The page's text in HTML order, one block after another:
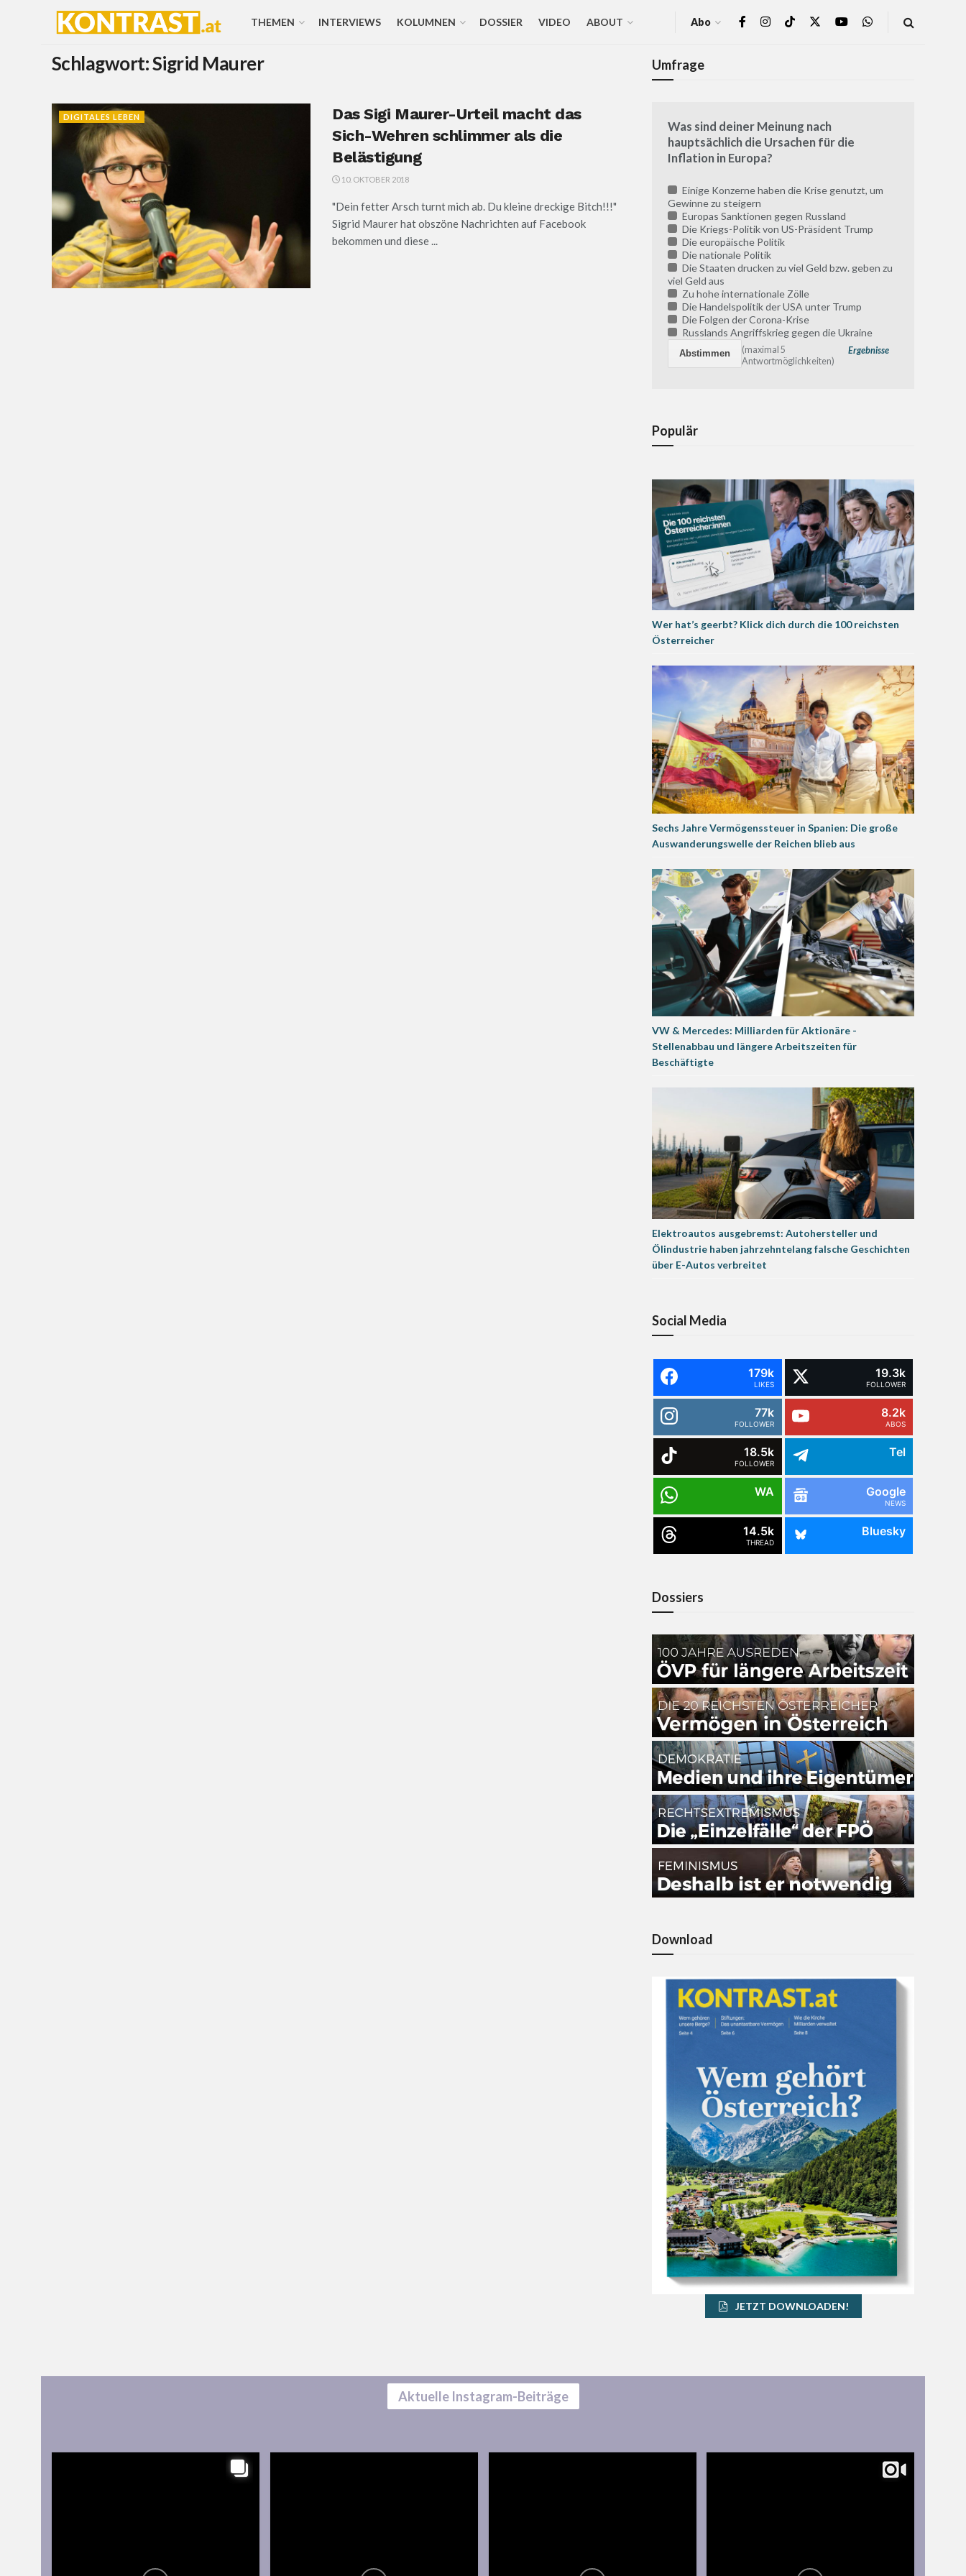
THEMEN INTERVIEWS KOLUMNEN DOSSIER VIDEO ABOUT Abo
Schlagwort:Sigrid Maurer
DIGITALES LEBEN
Das Sigi Maurer-Urteil macht das
Sich-Wehren schlimmer als die
Belästigung
10. OKTOBER 2018
"Dein fetter Arsch turnt mich ab. Du kleine dreckige Bitch!!!"
Sigrid Maurer hat obszöne Nachrichten auf Facebook
bekommen und diese ...
Umfrage
Was sind deiner Meinung nach
hauptsächlich die Ursachen für die
Inflation in Europa?
Einige Konzerne haben die Krise genutzt, um
Gewinne zu steigern
Europas Sanktionen gegen Russland
Die Kriegs-Politik von US-Präsident Trump
Die europäische Politik
Die nationale Politik
Die Staaten drucken zu viel Geld bzw. geben zu
viel Geld aus
Zu hohe internationale Zölle
Die Handelspolitik der USA unter Trump
Die Folgen der Corona-Krise
Russlands Angriffskrieg gegen die Ukraine
Ergebnisse
(maximal 5
Antwortmöglichkeiten)
Populär
Wer hat’s geerbt? Klick dich durch die 100 reichsten
Österreicher
Sechs Jahre Vermögenssteuer in Spanien: Die große
Auswanderungswelle der Reichen blieb aus
VW & Mercedes: Milliarden für Aktionäre -
Stellenabbau und längere Arbeitszeiten für
Beschäftigte
Elektroautos ausgebremst: Autohersteller und
Ölindustrie haben jahrzehntelang falsche Geschichten
über E-Autos verbreitet
Social Media
179k
LIKES
19.3k
FOLLOWER
77k
FOLLOWER
8.2k
ABOS
18.5k
FOLLOWER
Tel
WA Google
NEWS
14.5k
THREAD
Bluesky
Dossiers
Download
JETZT DOWNLOADEN!
Aktuelle Instagram-Beiträge